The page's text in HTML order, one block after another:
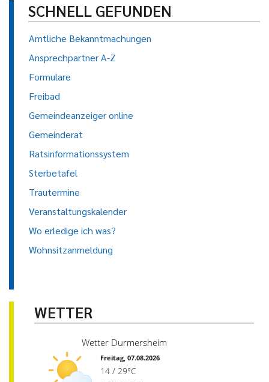
SCHNELL GEFUNDEN
Amtliche Bekanntmachungen
Ansprechpartner A-Z
Formulare
Freibad
Gemeindeanzeiger online
Gemeinderat
Ratsinformationssystem
Sterbetafel
Trautermine
Veranstaltungskalender
Wo erledige ich was?
Wohnsitzanmeldung
WETTER
Wetter Durmersheim
Freitag, 07.08.2026
14 / 29°C